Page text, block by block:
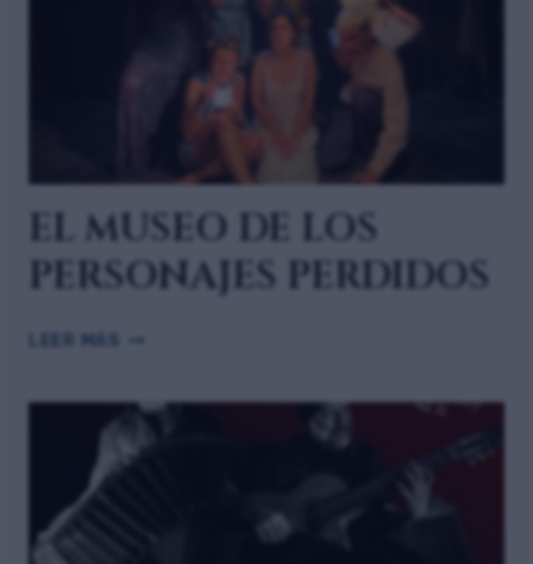
EL MUSEO DE LOS
PERSONAJES PERDIDOS
LEER MÁS